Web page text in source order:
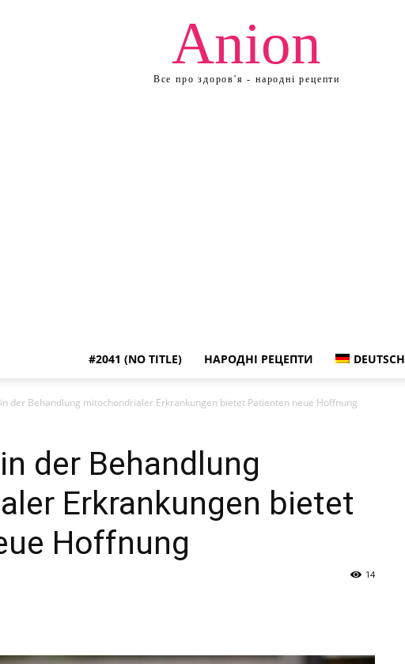
Anion
Все про здоров'я - народні рецепти
#2041 (NO TITLE) НАРОДНІ РЕЦЕПТИ DEUTSCH
der Behandlung mitochondrialer Erkrankungen bietet Patienten neue Hoffnung
der Behandlung
Erkrankungen bietet
Hoffnung
14